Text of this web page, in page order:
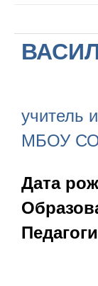
учитель
МБОУ
Дата